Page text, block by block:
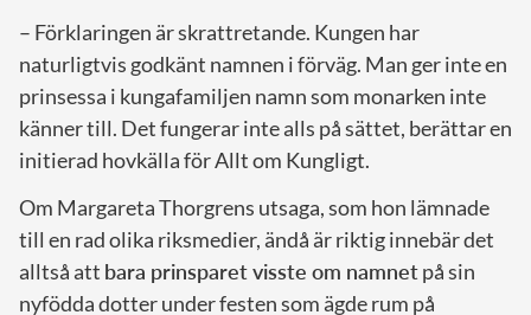
– Förklaringen är skrattretande. Kungen har
naturligtvis godkänt namnen i förväg. Man ger inte en
prinsessa i kungafamiljen namn som monarken inte
känner till. Det fungerar inte alls på sättet, berättar en
initierad hovkälla för Allt om Kungligt.
Om Margareta Thorgrens utsaga, som hon lämnade
till en rad olika riksmedier, ändå är riktig innebär det
alltså att bara prinsparet visste om namnetpå sin
nyfödda dotter under festen som ägde rum på